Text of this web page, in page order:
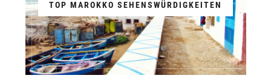
TOP MAROKKO SEHENSWÜRDIGKEITEN